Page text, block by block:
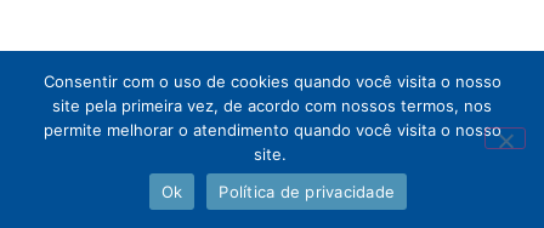
Consentir com o uso de cookies quando você visita o nosso
site pela primeira vez, de acordo com nossos termos, nos
permite melhorar o atendimento quando você visita o nosso
site.
Ok
Política de privacidade